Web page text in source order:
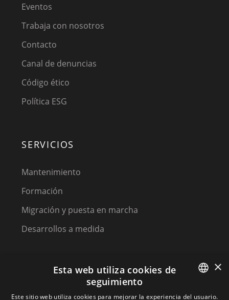
Eventos
Trabaja con nosotros
Contacto
Canal de denuncias
Código ético
Política ESG
SERVICIOS
Mantenimiento
Formación
Migración y puesta en marcha
Desarrollos a medida
SPANISH
×
Esta web utiliza cookies de
seguimiento
Este sitio web utiliza cookies para mejorar la experiencia del usuario.